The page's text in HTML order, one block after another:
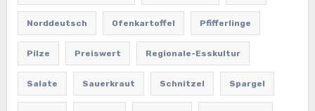
Norddeutsch Ofenkartoffel Pfifferlinge
Pilze Preiswert Regionale-Esskultur
Salate Sauerkraut Schnitzel Spargel